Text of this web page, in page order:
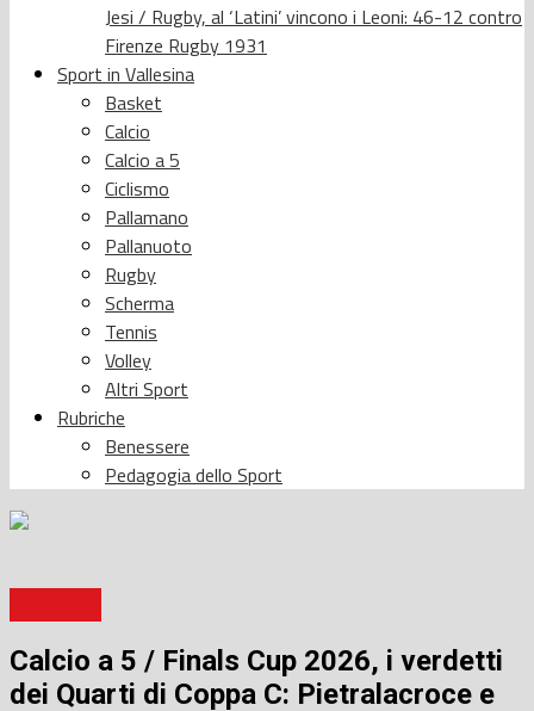
Jesi / Rugby, al ‘Latini’ vincono i Leoni: 46-12 contro
Firenze Rugby 1931
Sport in Vallesina
Basket
Calcio
Calcio a 5
Ciclismo
Pallamano
Pallanuoto
Rugby
Scherma
Tennis
Volley
Altri Sport
Rubriche
Benessere
Pedagogia dello Sport
Calcio a 5 / Finals Cup 2026, i verdetti
dei Quarti di Coppa C: Pietralacroce e